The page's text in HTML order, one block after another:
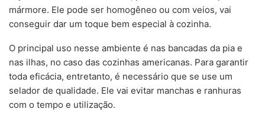
mármore. Ele pode ser homogêneo ou com veios, vai
conseguir dar um toque bem especial à cozinha.
O principal uso nesse ambiente é nas bancadas da pia e
nas ilhas, no caso das cozinhas americanas. Para garantir
toda eficácia, entretanto, é necessário que se use um
selador de qualidade. Ele vai evitar manchas e ranhuras
com o tempo e utilização.